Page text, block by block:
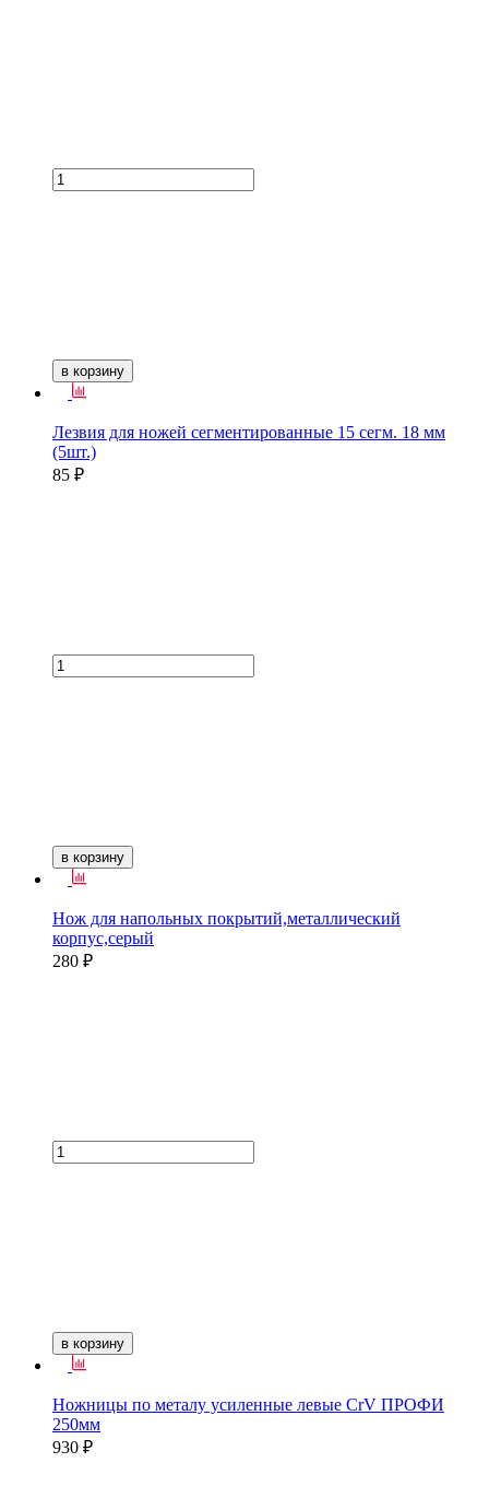
в корзину
Лезвия для ножей сегментированные 15 сегм. 18 мм
(5шт.)
85 ₽
в корзину
Нож для напольных покрытий,металлический
корпус,серый
280 ₽
в корзину
Ножницы по металу усиленные левые CrV ПРОФИ
250мм
930 ₽